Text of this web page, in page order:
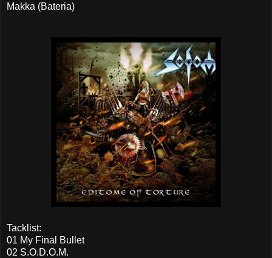
Makka (Bateria)
Tacklist:
01 My Final Bullet
02 S.O.D.O.M.